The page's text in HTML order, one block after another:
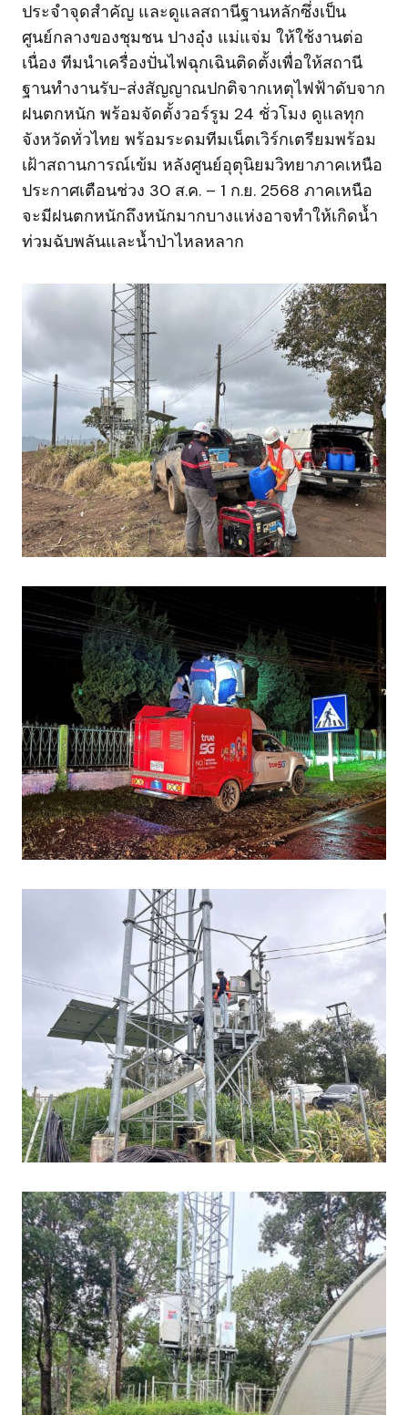
ประจำจุดสำคัญ และดูแลสถานีฐานหลักซึ่งเป็น
ศูนย์กลางของชุมชน ปางอุ๋ง แม่แจ่ม ให้ใช้งานต่อ
เนื่อง ทีมนำเครื่องปั่นไฟฉุกเฉินติดตั้งเพื่อให้สถานี
ฐานทำงานรับ-ส่งสัญญาณปกติจากเหตุไฟฟ้าดับจาก
ฝนตกหนัก พร้อมจัดตั้งวอร์รูม 24 ชั่วโมง ดูแลทุก
จังหวัดทั่วไทย พร้อมระดมทีมเน็ตเวิร์กเตรียมพร้อม
เฝ้าสถานการณ์เข้ม หลังศูนย์อุตุนิยมวิทยาภาคเหนือ
ประกาศเตือนช่วง 30 ส.ค. – 1 ก.ย. 2568 ภาคเหนือ
จะมีฝนตกหนักถึงหนักมากบางแห่งอาจทำให้เกิดน้ำ
ท่วมฉับพลันและน้ำป่าไหลหลาก